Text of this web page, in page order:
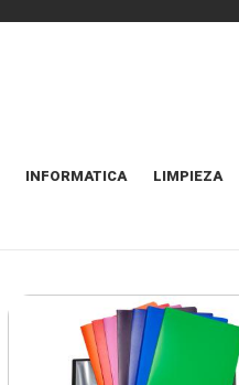
INFORMATICA LIMPIEZA